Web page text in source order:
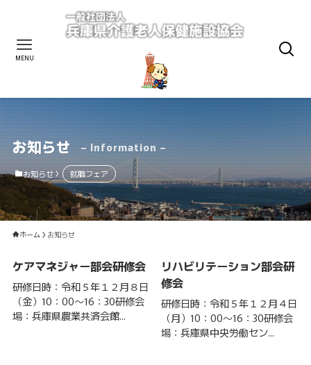
MENU
お知らせ – Information –
お知らせ 就職フェア
ホーム お知らせ
ケアマネジャー部会研修会
研修日時：令和５年１２月８日
（金）10：00～16：30研修会
場：兵庫県農業共済会館...
リハビリテーション部会研
修会
研修日時：令和５年１２月４日
（月）10：00～16：30研修会
場：兵庫県中央労働セン...